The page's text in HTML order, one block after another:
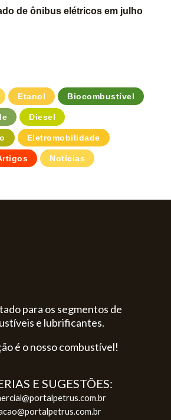
de ônibus elétricos em julho
Etanol Biocombustível
Diesel
Eletromobilidade
Notícias
para os segmentos de
e lubrificantes.
é o nosso combustível!
E SUGESTÕES: